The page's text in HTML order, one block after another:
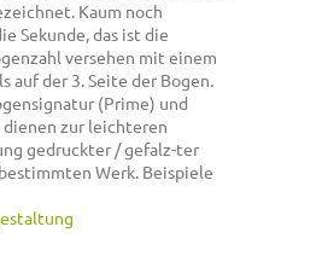
Kaum noch
Sekunde, das ist die
versehen mit einem
auf der 3. Seite der Bogen.
(Prime) und
zur leichteren
gedruckter / gefalz-ter
Werk. Beispiele